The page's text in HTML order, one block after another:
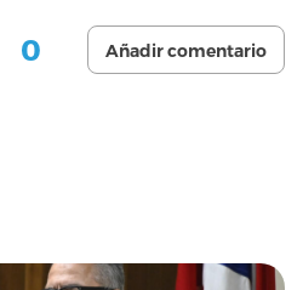
0 Añadir comentario